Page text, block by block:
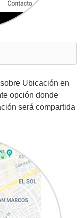
Ubicación en
opción donde
será compartida